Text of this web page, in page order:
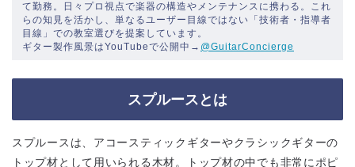
て勤務。日々プロ視点で楽器の構造やメンテナンスに携わる。これ
らの知見を活かし、単なるユーザー目線ではない「技術者・指導者
目線」での教室選びを提案しています。
ギター製作風景はYouTubeで公開中→ @GuitarConcierge
スプルースとは
スプルースは、アコースティックギターやクラシックギターの
トップ材として用いられる木材。トップ材の中でも非常にポピ